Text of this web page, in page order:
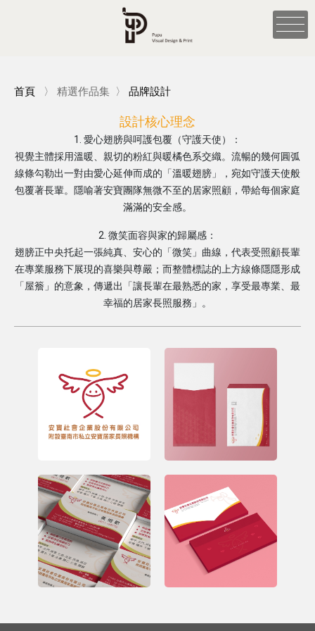
首頁 〉 精選作品集 〉 品牌設計
設計核心理念
1. 愛心翅膀與呵護包覆（守護天使）：
視覺主體採用溫暖、親切的粉紅與暖橘色系交織。流暢的幾何圓弧
線條勾勒出一對由愛心延伸而成的「溫暖翅膀」，宛如守護天使般
包覆著長輩。隱喻著安寶團隊無微不至的居家照顧，帶給每個家庭
滿滿的安全感。
2. 微笑面容與家的歸屬感：
翅膀正中央托起一張純真、安心的「微笑」曲線，代表受照顧長輩
在專業服務下展現的喜樂與尊嚴；而整體標誌的上方線條隱隱形成
「屋簷」的意象，傳遞出「讓長輩在最熟悉的家，享受最專業、最
幸福的居家長照服務」。